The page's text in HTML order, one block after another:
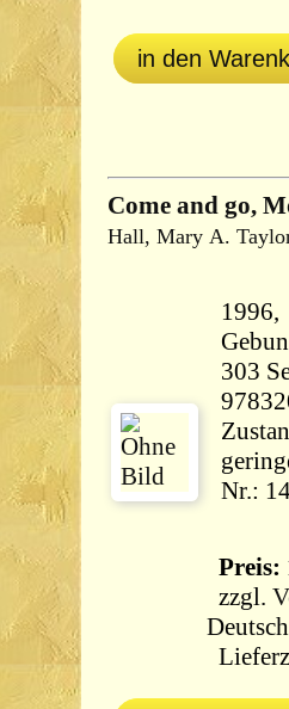
in den
Come and go,
Hall, Mary A.
303 Seiten
Nr.:
Preis:
zzgl.